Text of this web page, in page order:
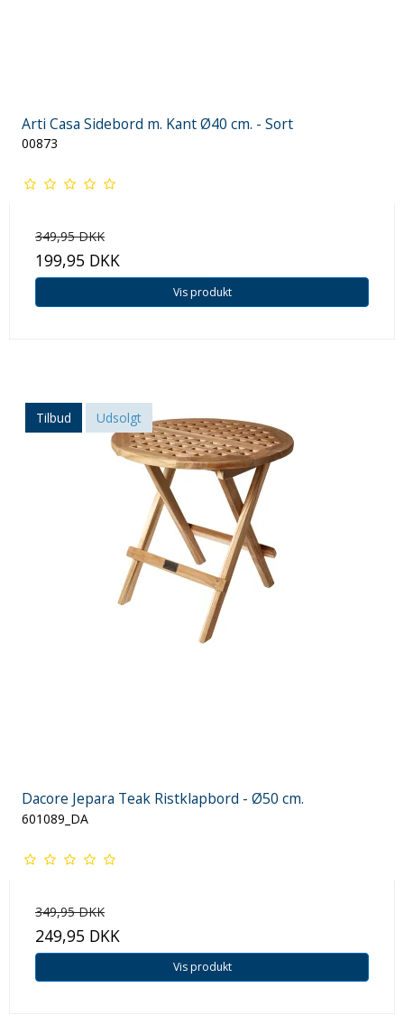
Arti Casa Sidebord m. Kant Ø40 cm. - Sort
00873
349,95 DKK
199,95 DKK
Vis produkt
Tilbud Udsolgt
Dacore Jepara Teak Ristklapbord - Ø50 cm.
601089_DA
349,95 DKK
249,95 DKK
Vis produkt